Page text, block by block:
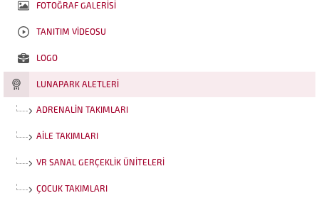
FOTOĞRAF GALERISI
TANITIM VIDEOSU
LOGO
LUNAPARK ALETLERI
ADRENALIN TAKIMLARI
AILE TAKIMLARI
VR SANAL GERÇEKLIK ÜNITELERI
ÇOCUK TAKIMLARI